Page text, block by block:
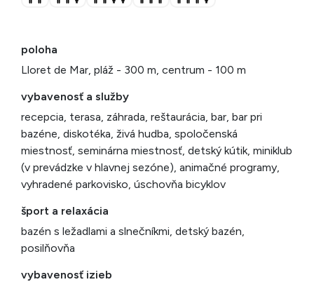
poloha
Lloret de Mar, pláž - 300 m, centrum - 100 m
vybavenosť a služby
recepcia, terasa, záhrada, reštaurácia, bar, bar pri
bazéne, diskotéka, živá hudba, spoločenská
miestnosť, seminárna miestnosť, detský kútik, miniklub
(v prevádzke v hlavnej sezóne), animačné programy,
vyhradené parkovisko, úschovňa bicyklov
šport a relaxácia
bazén s ležadlami a slnečníkmi, detský bazén,
posilňovňa
vybavenosť izieb